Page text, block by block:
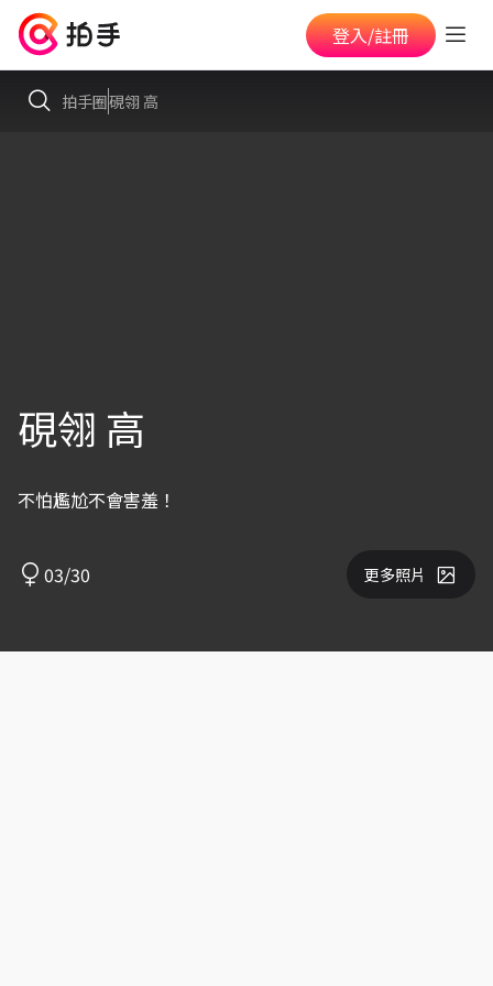
登入/註冊
拍手圈硯翎 高
硯翎 高
不怕尷尬不會害羞！
03/30 更多照片